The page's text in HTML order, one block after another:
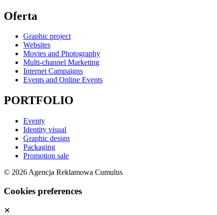
Oferta
Graphic project
Websites
Movies and Photography
Multi-channel Marketing
Internet Campaigns
Events and Online Events
PORTFOLIO
Eventy
Identity visual
Graphic design
Packaging
Promotion sale
© 2026 Agencja Reklamowa Cumulus
Cookies preferences
✕